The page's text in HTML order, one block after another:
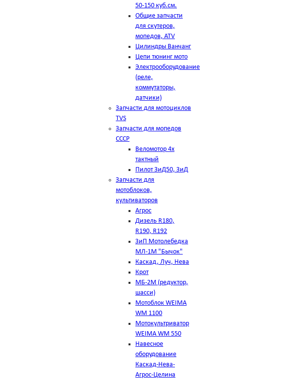
50-150 куб.см.
Общие запчасти
для скутеров,
мопедов, ATV
Цилиндры Ванчанг
Цепи тюнинг мото
Электрооборудование
(реле,
коммутаторы,
датчики)
Запчасти для мотоциклов
TVS
Запчасти для мопедов
СССР
Веломотор 4х
тактный
Пилот ЗиД50, ЗиД
Запчасти для
мотоблоков,
культиваторов
Агрос
Дизель R180,
R190, R192
ЗиП Мотолебедка
МЛ-1М "Бычок"
Каскад, Луч, Нева
Крот
МБ-2М (редуктор,
шасси)
Мотоблок WEIMA
WM 1100
Мотокультриватор
WEIMA WM 550
Навесное
оборудование
Каскад-Нева-
Агрос-Целина